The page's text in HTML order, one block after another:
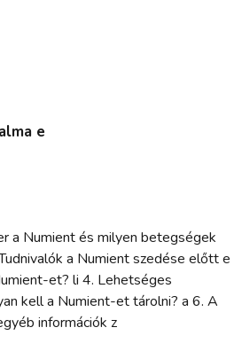
e
a Numient és milyen betegségek
a Numient szedése előtt e
et? li 4. Lehetséges
kell a Numient-et tárolni? a 6. A
információk z